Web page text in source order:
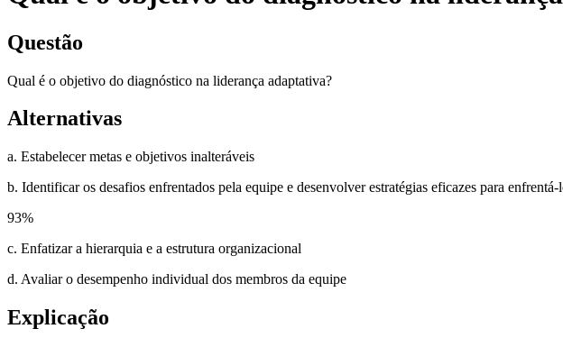
Questão
Qual é o objetivo do diagnóstico na liderança adaptativa?
Alternativas
a. Estabelecer metas e objetivos inalteráveis
b. Identificar os desafios enfrentados pela equipe e desenvolver estratégias eficazes para enfrentá-
93%
c. Enfatizar a hierarquia e a estrutura organizacional
d. Avaliar o desempenho individual dos membros da equipe
Explicação